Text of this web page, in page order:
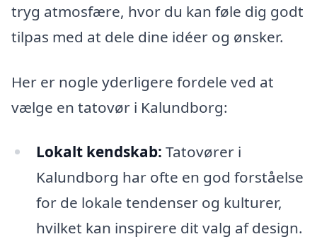
tryg atmosfære, hvor du kan føle dig godt
tilpas med at dele dine idéer og ønsker.
Her er nogle yderligere fordele ved at
vælge en tatovør i Kalundborg:
Lokalt kendskab: Tatovører i
Kalundborg har ofte en god forståelse
for de lokale tendenser og kulturer,
hvilket kan inspirere dit valg af design.